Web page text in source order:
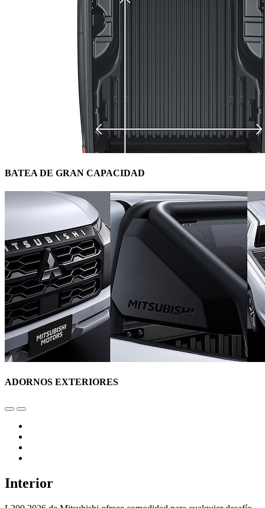
BATEA DE GRAN CAPACIDAD
ADORNOS EXTERIORES
Interior